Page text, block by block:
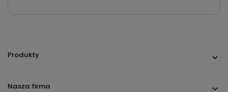
Produkty
Nasza firma